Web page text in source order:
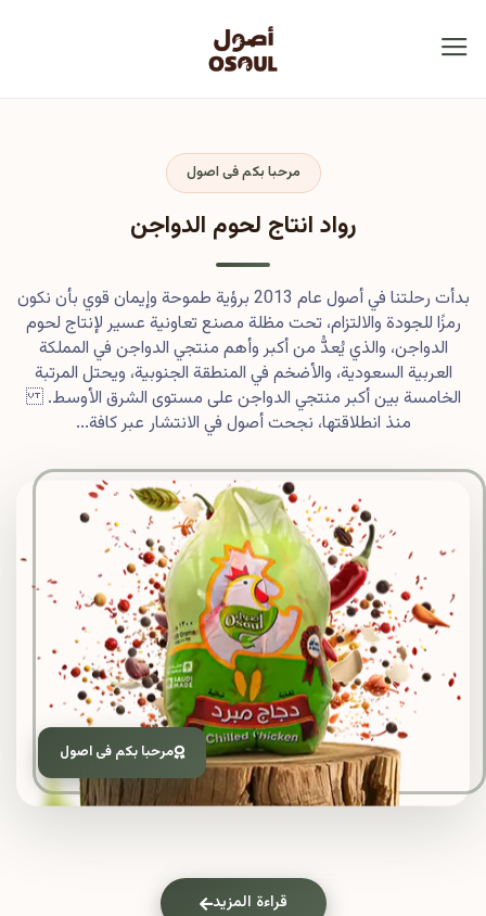
مرحبا بكم فى اصول
مرحبا بكم فى اصول
رواد انتاج لحوم الدواجن
بدأت رحلتنا في أصول عام 2013 برؤية طموحة وإيمان قوي بأن نكون
رمزًا للجودة والالتزام، تحت مظلة مصنع تعاونية عسير لإنتاج لحوم
الدواجن، والذي يُعدُّ من أكبر وأهم منتجي الدواجن في المملكة
العربية السعودية، والأضخم في المنطقة الجنوبية، ويحتل المرتبة
الخامسة بين أكبر منتجي الدواجن على مستوى الشرق الأوسط.
منذ انطلاقتها، نجحت أصول في الانتشار عبر كافة...
قراءة المزيد